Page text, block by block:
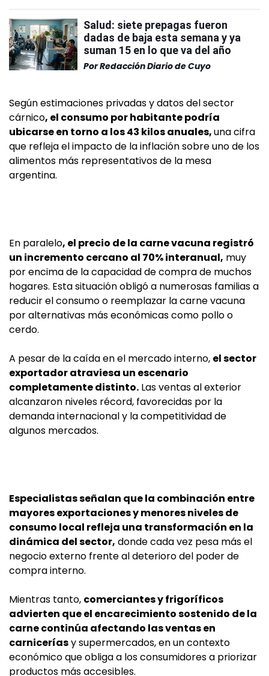
Salud: siete prepagas fueron
dadas de baja esta semana y ya
suman 15 en lo que va del año
PorRedacción Diario de Cuyo
Según estimaciones privadas y datos del sector
cárnico, el consumo por habitante podría
ubicarse en torno a los 43 kilos anuales,una cifra
que refleja el impacto de la inflación sobre uno de los
alimentos más representativos de la mesa
argentina.
En paralelo, el precio de la carne vacuna registró
un incremento cercano al 70% interanual, muy
por encima de la capacidad de compra de muchos
hogares. Esta situación obligó a numerosas familias a
reducir el consumo o reemplazar la carne vacuna
por alternativas más económicas como pollo o
cerdo.
A pesar de la caída en el mercado interno, el sector
exportador atraviesa un escenario
completamente distinto. Las ventas al exterior
alcanzaron niveles récord, favorecidas por la
demanda internacional y la competitividad de
algunos mercados.
Especialistas señalan que la combinación entre
mayores exportaciones y menores niveles de
consumo local refleja una transformación en la
dinámica del sector, donde cada vez pesa más el
negocio externo frente al deterioro del poder de
compra interno.
Mientras tanto, comerciantes y frigoríficos
advierten que el encarecimiento sostenido de la
carne continúa afectando las ventas en
carniceríasy supermercados, en un contexto
económico que obliga a los consumidores a priorizar
productos más accesibles.